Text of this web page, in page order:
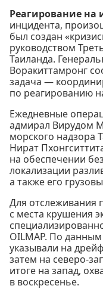
Реагирование на
инцидента,
был создан
руководством
Таиланда.
Воракиттамронг
задача —
по реагированию
Ежедневные
адмирал Вирудом
морского надзора
Нират
на обеспечении
локализации
а также его
Для отслеживания
с места крушения
OILMAP. По
указывали на
затем на северо-
итоге на запад,
в воскресенье.